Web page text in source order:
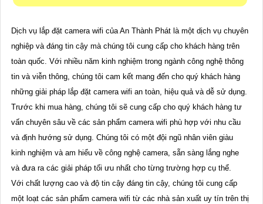
Dịch vụ lắp đặt camera wifi của An Thành Phát là một dịch vụ chuyên
nghiệp và đáng tin cậy mà chúng tôi cung cấp cho khách hàng trên
toàn quốc. Với nhiều năm kinh nghiệm trong ngành công nghệ thông
tin và viễn thông, chúng tôi cam kết mang đến cho quý khách hàng
những giải pháp lắp đặt camera wifi an toàn, hiệu quả và dễ sử dụng.
Trước khi mua hàng, chúng tôi sẽ cung cấp cho quý khách hàng tư
vấn chuyên sâu về các sản phẩm camera wifi phù hợp với nhu cầu
và định hướng sử dụng. Chúng tôi có một đội ngũ nhân viên giàu
kinh nghiệm và am hiểu về công nghệ camera, sẵn sàng lắng nghe
và đưa ra các giải pháp tối ưu nhất cho từng trường hợp cụ thể.
Với chất lượng cao và độ tin cậy đáng tin cậy, chúng tôi cung cấp
một loạt các sản phẩm camera wifi từ các nhà sản xuất uy tín trên thị